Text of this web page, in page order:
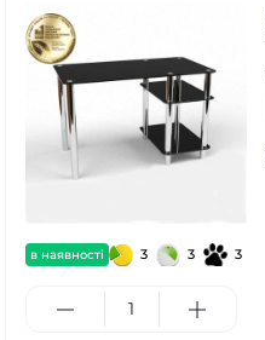
в наявності 3 3 3